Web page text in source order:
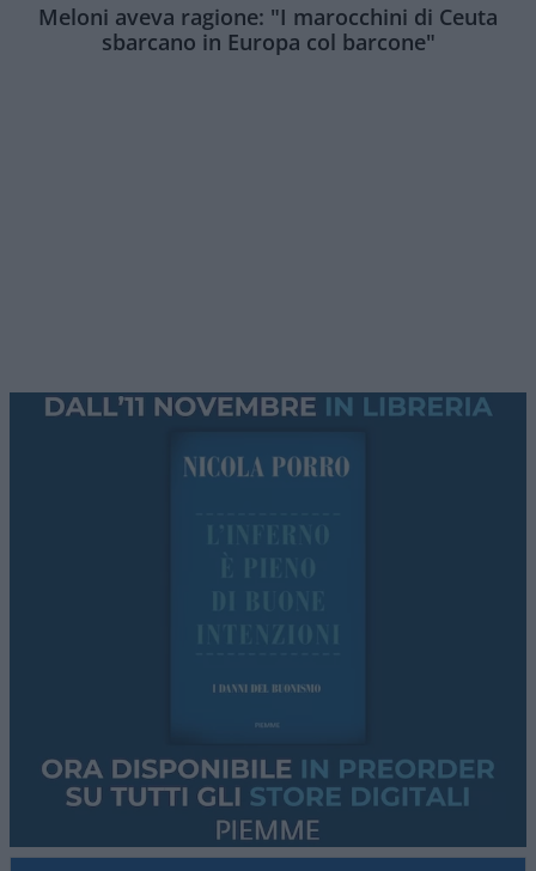
Meloni aveva ragione: "I marocchini di Ceuta
sbarcano in Europa col barcone"